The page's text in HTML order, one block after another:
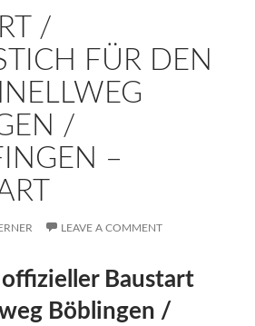
/
FÜR DEN
/
–
LEAVE A COMMENT
Baustart
Böblingen /